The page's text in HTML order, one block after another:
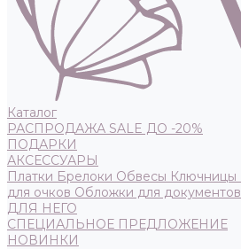
Каталог
РАСПРОДАЖА SALE ДО -20%
ПОДАРКИ
АКСЕССУАРЫ
Платки Брелоки Обвесы Ключницы
для очков Обложки для документов
ДЛЯ НЕГО
СПЕЦИАЛЬНОЕ ПРЕДЛОЖЕНИЕ
НОВИНКИ